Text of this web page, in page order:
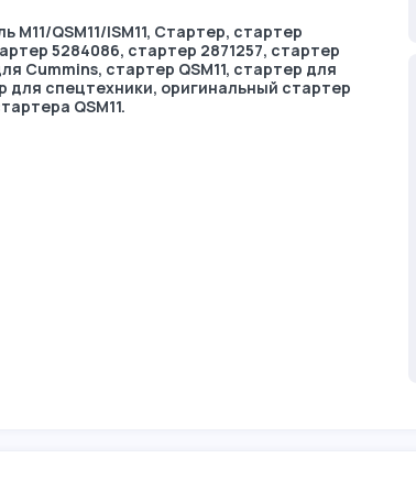
М11/QSM11/ISM11, Стартер, стартер
5284086, стартер 2871257, стартер
Cummins, стартер QSM11, стартер для
для спецтехники, оригинальный стартер
QSM11.